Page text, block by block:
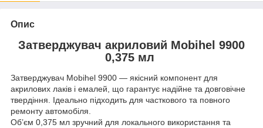
Опис
Затверджувач акриловий Mobihel 9900
0,375 мл
Затверджувач Mobihel 9900 — якісний компонент для
акрилових лаків і емалей, що гарантує надійне та довговічне
твердіння. Ідеально підходить для часткового та повного
ремонту автомобіля.
Об’єм 0,375 мл зручний для локального використання та